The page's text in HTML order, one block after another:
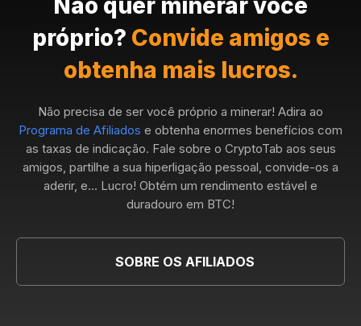
próprio? Convide amigos e
obtenha mais lucros.
Não precisa de ser você próprio a minerar! Adira ao
Programa de Afiliados e obtenha enormes benefícios com
as taxas de indicação. Fale sobre o CryptoTab aos seus
amigos, partilhe a sua hiperligação pessoal, convide-os a
aderir, e... Lucro! Obtém um rendimento estável e
duradouro em BTC!
SOBRE OS AFILIADOS